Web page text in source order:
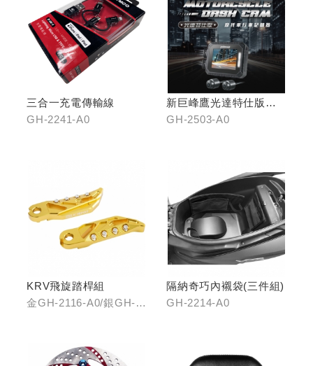
三合一充電傳輸線
GH-2241-A0
新巨峰鷹光達特仕版行
車紀錄器
GH-2503-A0
KRV飛旋踏桿組
金GH-2116-A0/銀GH-
隔納奇巧內襯袋(三件組)
GH-2214-A0